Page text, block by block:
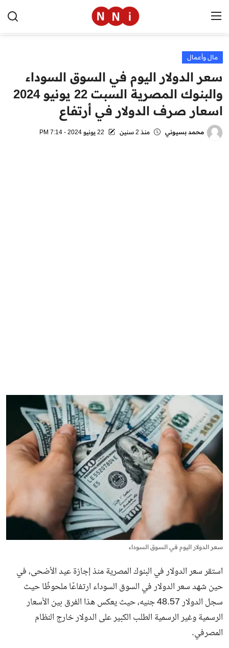
الرئيسية
اخبار مصر
العالم
الرياضة
مال وأعمال
سعر الدولار اليوم في السوق السوداء
والبنوك المصرية السبت 22 يونيو 2024
اسعار صرف الدولار في أرتفاع
محمد بسيوني منذ 2 سنين 22 يونيو 2024 - 7:14 PM
سعر الدولار اليوم في السوق السوداء
استقر سعر الدولار في البنوك المصرية منذ إجازة عيد الأضحى، في
حين شهد سعر الدولار في السوق السوداء ارتفاعًا ملحوظًا حيث
سجل الدولار 48.57 جنيه، حيث يعكس هذا الفرق بين الأسعار
الرسمية وغير الرسمية الطلب الكبير على الدولار خارج النظام
المصرفي.